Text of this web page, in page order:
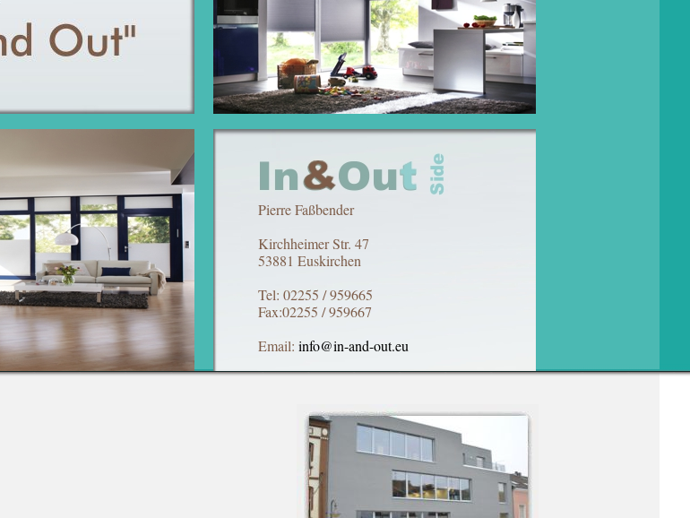
Pierre Faßbender
Kirchheimer Str. 47
53881 Euskirchen
Tel: 02255 / 959665
Fax:02255 / 959667
Email: info@in-and-out.eu